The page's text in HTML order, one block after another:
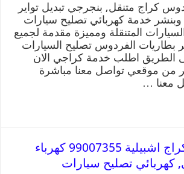
كراج متنقل, بنجرجي تبديل تواير
وبنشر خدمة كهربائي تصليح سيارات
المتنقلة ومميزة مقدمة لجميع
بطاريات الفردوس تصليح السيارات
الطريق اطلب خدمة كراجي الان
من موقعي تواصل معنا مباشرة
بنشر متنقل | كراج اشبيلية 99007355 كهرباء
كهربائي تصليح سيارات